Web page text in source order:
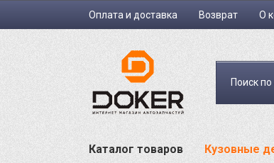
Оплата и доставка Возврат О
Поиск по
Каталог товаров Кузовные